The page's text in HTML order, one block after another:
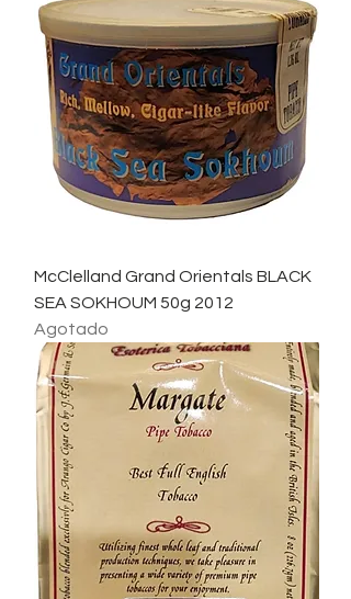
McClelland Grand Orientals BLACK
SEA SOKHOUM 50g 2012
Agotado